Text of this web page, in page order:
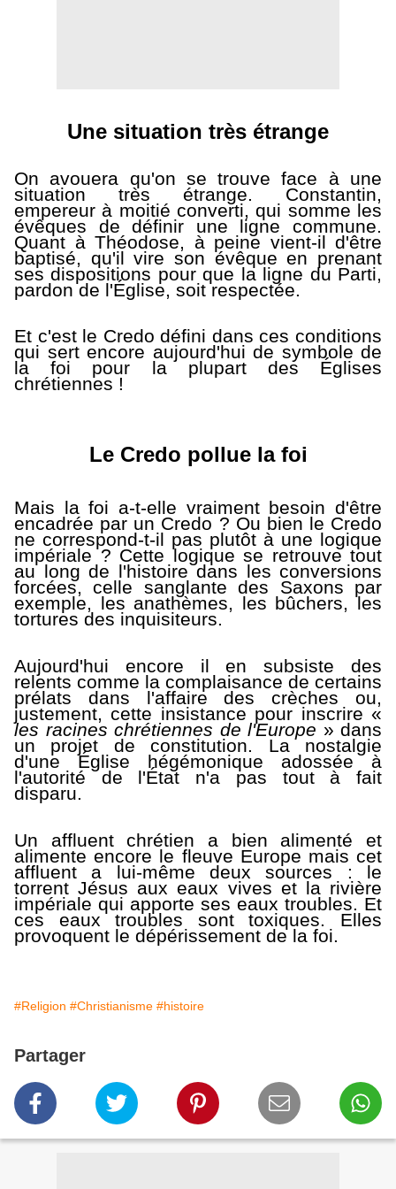
Une situation très étrange
On avouera qu'on se trouve face à une
situation très étrange. Constantin,
empereur à moitié converti, qui somme les
évêques de définir une ligne commune.
Quant à Théodose, à peine vient-il d'être
baptisé, qu'il vire son évêque en prenant
ses dispositions pour que la ligne du Parti,
pardon de l'Église, soit respectée.
Et c'est le Credo défini dans ces conditions
qui sert encore aujourd'hui de symbole de
la foi pour la plupart des Églises
chrétiennes !
Le Credo pollue la foi
Mais la foi a-t-elle vraiment besoin d'être
encadrée par un Credo ? Ou bien le Credo
ne correspond-t-il pas plutôt à une logique
impériale ? Cette logique se retrouve tout
au long de l'histoire dans les conversions
forcées, celle sanglante des Saxons par
exemple, les anathèmes, les bûchers, les
tortures des inquisiteurs.
Aujourd'hui encore il en subsiste des
relents comme la complaisance de certains
prélats dans l'affaire des crèches ou,
justement, cette insistance pour inscrire «
les racines chrétiennes de l'Europe » dans
un projet de constitution. La nostalgie
d'une Église hégémonique adossée à
l'autorité de l'État n'a pas tout à fait
disparu.
Un affluent chrétien a bien alimenté et
alimente encore le fleuve Europe mais cet
affluent a lui-même deux sources : le
torrent Jésus aux eaux vives et la rivière
impériale qui apporte ses eaux troubles. Et
ces eaux troubles sont toxiques. Elles
provoquent le dépérissement de la foi.
#Religion #Christianisme #histoire
Partager